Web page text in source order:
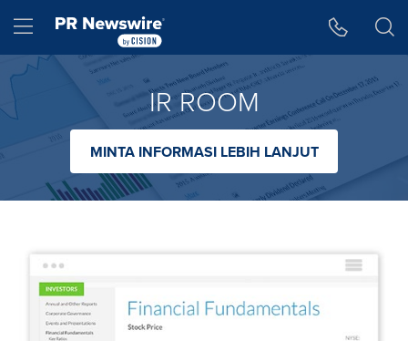
Hamburger menu
IR ROOM
MINTA INFORMASI LEBIH LANJUT